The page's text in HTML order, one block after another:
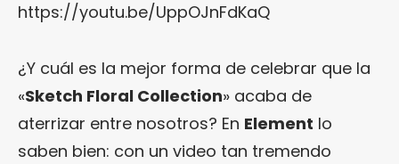
https://youtu.be/UppOJnFdKaQ
¿Y cuál es la mejor forma de celebrar que la
«Sketch Floral Collection» acaba de
aterrizar entre nosotros? En Element lo
saben bien: con un video tan tremendo